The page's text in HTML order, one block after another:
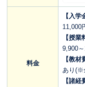
料金
【入学
11,000
【授業
9,900
【教材
あり(※
【諸経